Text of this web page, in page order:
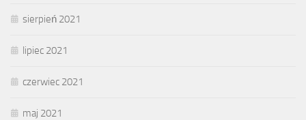
sierpień 2021
lipiec 2021
czerwiec 2021
maj 2021